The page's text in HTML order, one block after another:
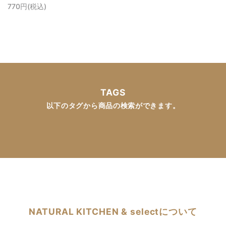
770円(税込)
TAGS
以下のタグから商品の検索ができます。
NATURAL KITCHEN & selectについて